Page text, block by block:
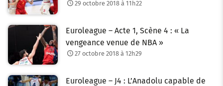
29 octobre 2018 à 11h22
Euroleague – Acte 1, Scène 4 : « La
vengeance venue de NBA »
27 octobre 2018 à 12h29
Euroleague – J4 : L’Anadolu capable de